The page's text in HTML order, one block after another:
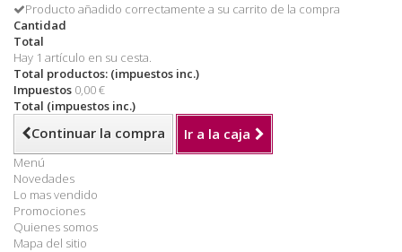
Producto añadido correctamente a su carrito de la compra
Cantidad
Total
Hay 1 artículo en su cesta.
Total productos: (impuestos inc.)
Impuestos 0,00 €
Total (impuestos inc.)
Continuar la compra Ir a la caja
Menú
Novedades
Lo mas vendido
Promociones
Quienes somos
Mapa del sitio